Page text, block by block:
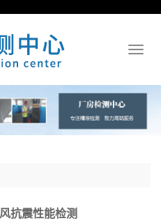
抗震性能检测